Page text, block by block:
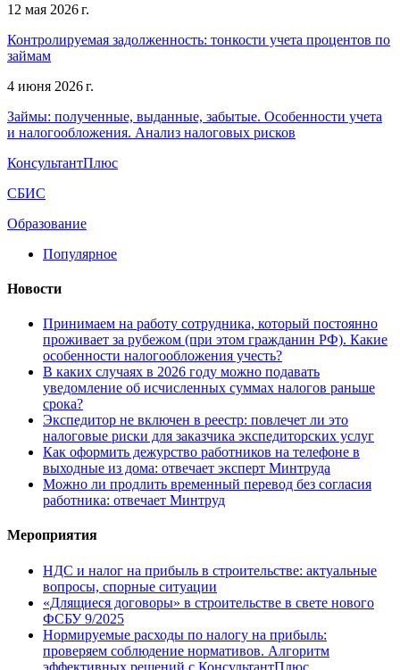
12 мая 2026 г.
Контролируемая задолженность: тонкости учета процентов по
займам
4 июня 2026 г.
Займы: полученные, выданные, забытые. Особенности учета
и налогообложения. Анализ налоговых рисков
КонсультантПлюс
СБИС
Образование
Популярное
Новости
Принимаем на работу сотрудника, который постоянно
проживает за рубежом (при этом гражданин РФ). Какие
особенности налогообложения учесть?
В каких случаях в 2026 году можно подавать
уведомление об исчисленных суммах налогов раньше
срока?
Экспедитор не включен в реестр: повлечет ли это
налоговые риски для заказчика экспедиторских услуг
Как оформить дежурство работников на телефоне в
выходные из дома: отвечает эксперт Минтруда
Можно ли продлить временный перевод без согласия
работника: отвечает Минтруд
Мероприятия
НДС и налог на прибыль в строительстве: актуальные
вопросы, спорные ситуации
«Длящиеся договоры» в строительстве в свете нового
ФСБУ 9/2025
Нормируемые расходы по налогу на прибыль:
проверяем соблюдение нормативов. Алгоритм
эффективных решений с КонсультантПлюс